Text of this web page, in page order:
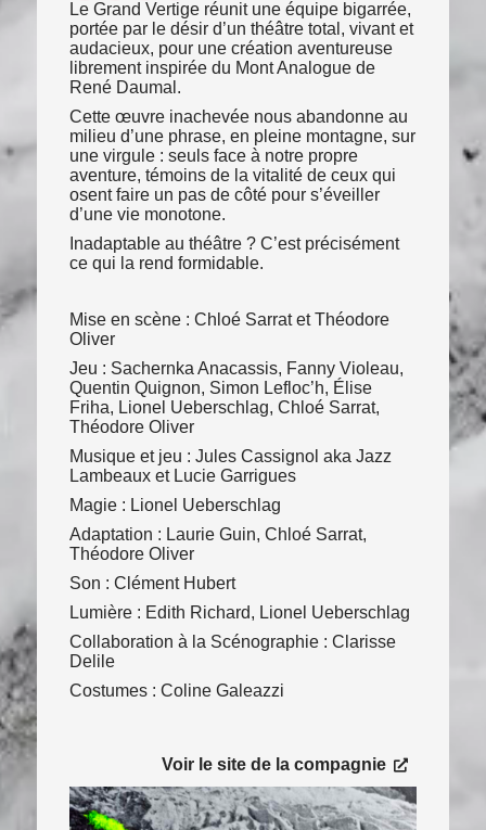
Le Grand Vertige réunit une équipe bigarrée,
portée par le désir d’un théâtre total, vivant et
audacieux, pour une création aventureuse
librement inspirée du Mont Analogue de
René Daumal.
Cette œuvre inachevée nous abandonne au
milieu d’une phrase, en pleine montagne, sur
une virgule : seuls face à notre propre
aventure, témoins de la vitalité de ceux qui
osent faire un pas de côté pour s’éveiller
d’une vie monotone.
Inadaptable au théâtre ? C’est précisément
ce qui la rend formidable.
Mise en scène : Chloé Sarrat et Théodore
Oliver
Jeu : Sachernka Anacassis, Fanny Violeau,
Quentin Quignon, Simon Lefloc’h, Élise
Friha, Lionel Ueberschlag, Chloé Sarrat,
Théodore Oliver
Musique et jeu : Jules Cassignol aka Jazz
Lambeaux et Lucie Garrigues
Magie : Lionel Ueberschlag
Adaptation : Laurie Guin, Chloé Sarrat,
Théodore Oliver
Son : Clément Hubert
Lumière : Edith Richard, Lionel Ueberschlag
Collaboration à la Scénographie : Clarisse
Delile
Costumes : Coline Galeazzi
Consulter le site
Voir le site de la compagnie